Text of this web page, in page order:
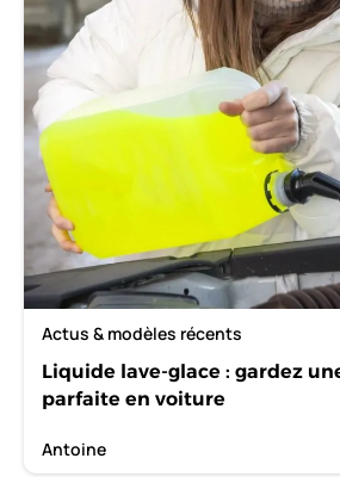
Actus & modèles récents
Liquide lave-glace : gardez
parfaite en voiture
Antoine